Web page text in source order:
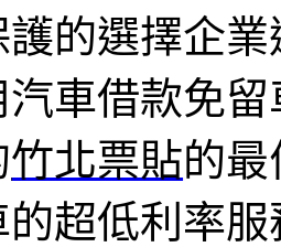
的選擇企
汽車借款免
竹北票貼的
超低利率服